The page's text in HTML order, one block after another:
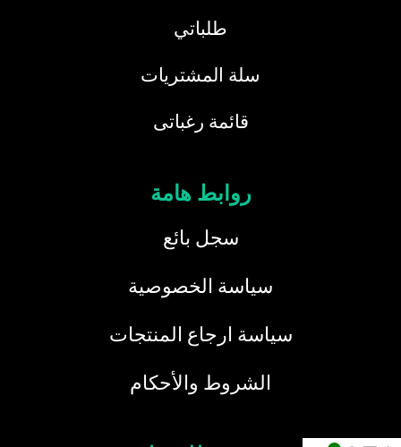
طلباتي
سلة المشتريات
قائمة رغباتى
روابط هامة
سجل بائع
سياسة الخصوصية
سياسة ارجاع المنتجات
الشروط والأحكام